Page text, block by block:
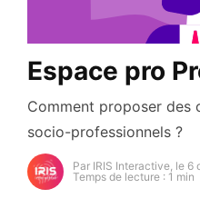
Espace pro
Comment proposer des
socio-professionnels ?
Par IRIS Interactive, le 6
Temps de lecture : 1 min